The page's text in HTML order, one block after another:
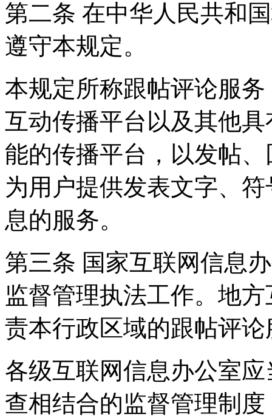
第二条 在中华人民共和
遵守本规定。
本规定所称跟帖评论服
互动传播平台以及其他
能的传播平台，以发帖
为用户提供发表文字、
息的服务。
第三条 国家互联网信息
监督管理执法工作。地
责本行政区域的跟帖评
各级互联网信息办公室
查相结合的监督管理制